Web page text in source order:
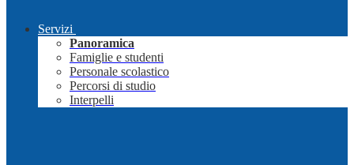
Servizi
Panoramica
Famiglie e studenti
Personale scolastico
Percorsi di studio
Interpelli